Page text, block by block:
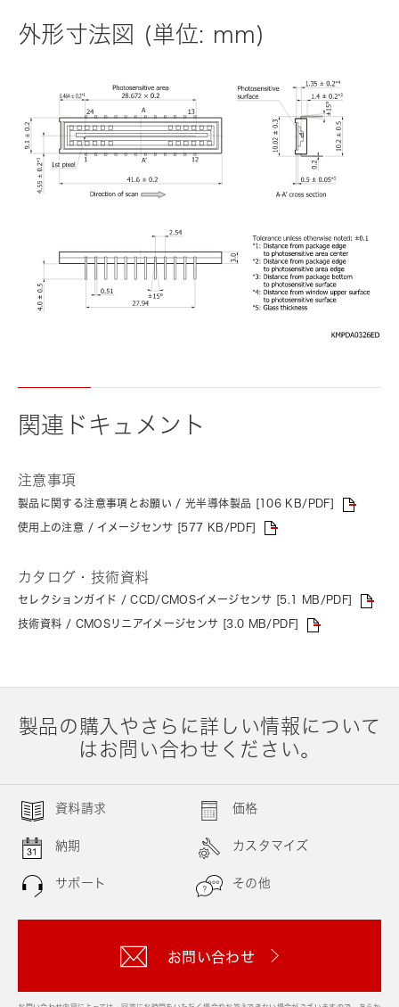
外形寸法図 (単位: mm)
関連ドキュメント
注意事項
製品に関する注意事項とお願い / 光半導体製品 [106 KB/PDF]
使用上の注意 / イメージセンサ [577 KB/PDF]
カタログ・技術資料
セレクションガイド / CCD/CMOSイメージセンサ [5.1 MB/PDF]
技術資料 / CMOSリニアイメージセンサ [3.0 MB/PDF]
製品の購入やさらに詳しい情報について
はお問い合わせください。
資料請求 価格
納期 カスタマイズ
サポート その他
お問い合わせ